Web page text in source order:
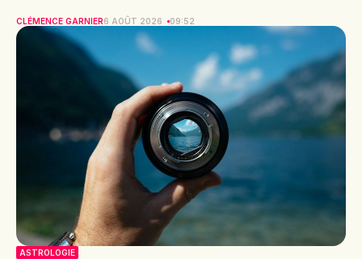
CLÉMENCE GARNIER6 AOÛT 2026 09:52
ASTROLOGIE